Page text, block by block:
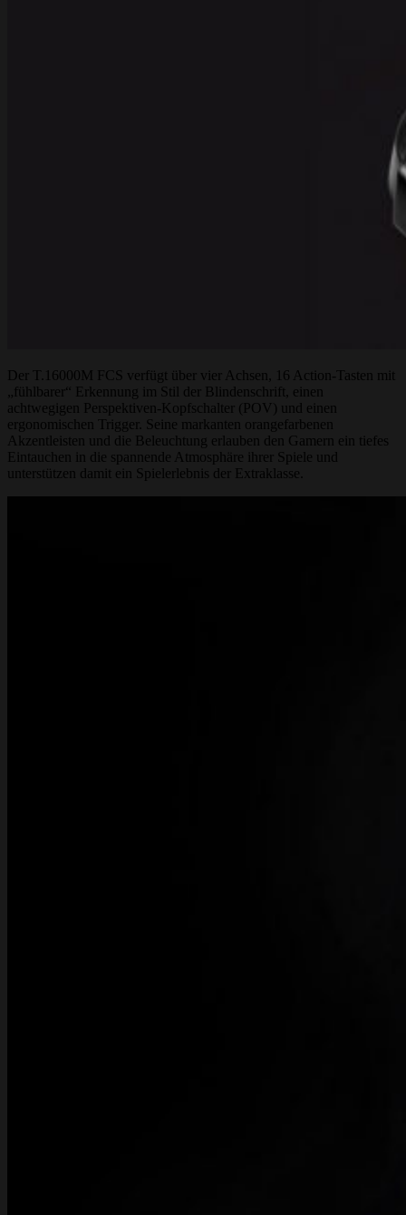
Der T.16000M FCS verfügt über vier Achsen, 16 Action-Tasten mit
„fühlbarer“ Erkennung im Stil der Blindenschrift, einen
achtwegigen Perspektiven-Kopfschalter (POV) und einen
ergonomischen Trigger. Seine markanten orangefarbenen
Akzentleisten und die Beleuchtung erlauben den Gamern ein tiefes
Eintauchen in die spannende Atmosphäre ihrer Spiele und
unterstützen damit ein Spielerlebnis der Extraklasse.